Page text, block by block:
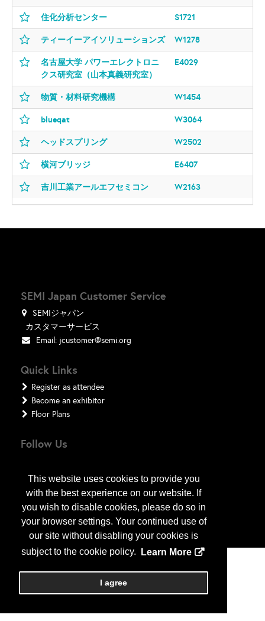
This website uses cookies to provide you
with the best experience on our website. If
you wish to disable cookies, please do so in
your browser settings. Your continued use of
our site without disabling your cookies is
subject to the cookie policy.
Learn More
I agree
住化分析センター S1721
ティーイーアイソリューションズ W1278
名古屋大学 パワーエレクトロニ
クス研究室（山本真義研究室）
E4029
物質・材料研究機構 W1454
blueqat W3064
ヘッドスプリング W2502
横河ブリッジ E6407
吉川工業アールエフセミコン W2163
SEMI Japan Customer Service
SEMIジャパン
カスタマーサービス
Email: jcustomer@semi.org
Quick Links
Register as attendee
Become an exhibitor
Floor Plans
Follow Us